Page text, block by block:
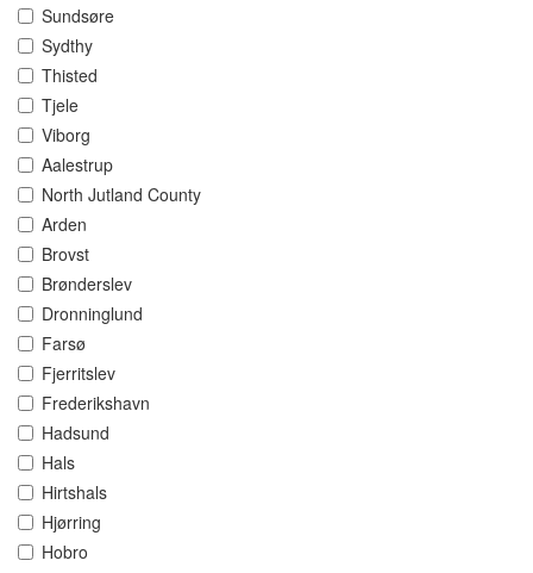
Sundsøre
Sydthy
Thisted
Tjele
Viborg
Aalestrup
North Jutland County
Arden
Brovst
Brønderslev
Dronninglund
Farsø
Fjerritslev
Frederikshavn
Hadsund
Hals
Hirtshals
Hjørring
Hobro